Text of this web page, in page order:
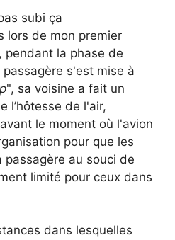
subi ça
lors de mon premier
pendant la phase de
s'est mise à
", sa voisine a fait un
l’hôtesse de l'air,
le moment où l'avion
pour que les
passagère au souci de
limité pour ceux dans
dans lesquelles